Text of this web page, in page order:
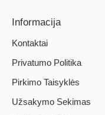
Informacija
Kontaktai
Privatumo Politika
Pirkimo Taisyklės
Užsakymo Sekimas